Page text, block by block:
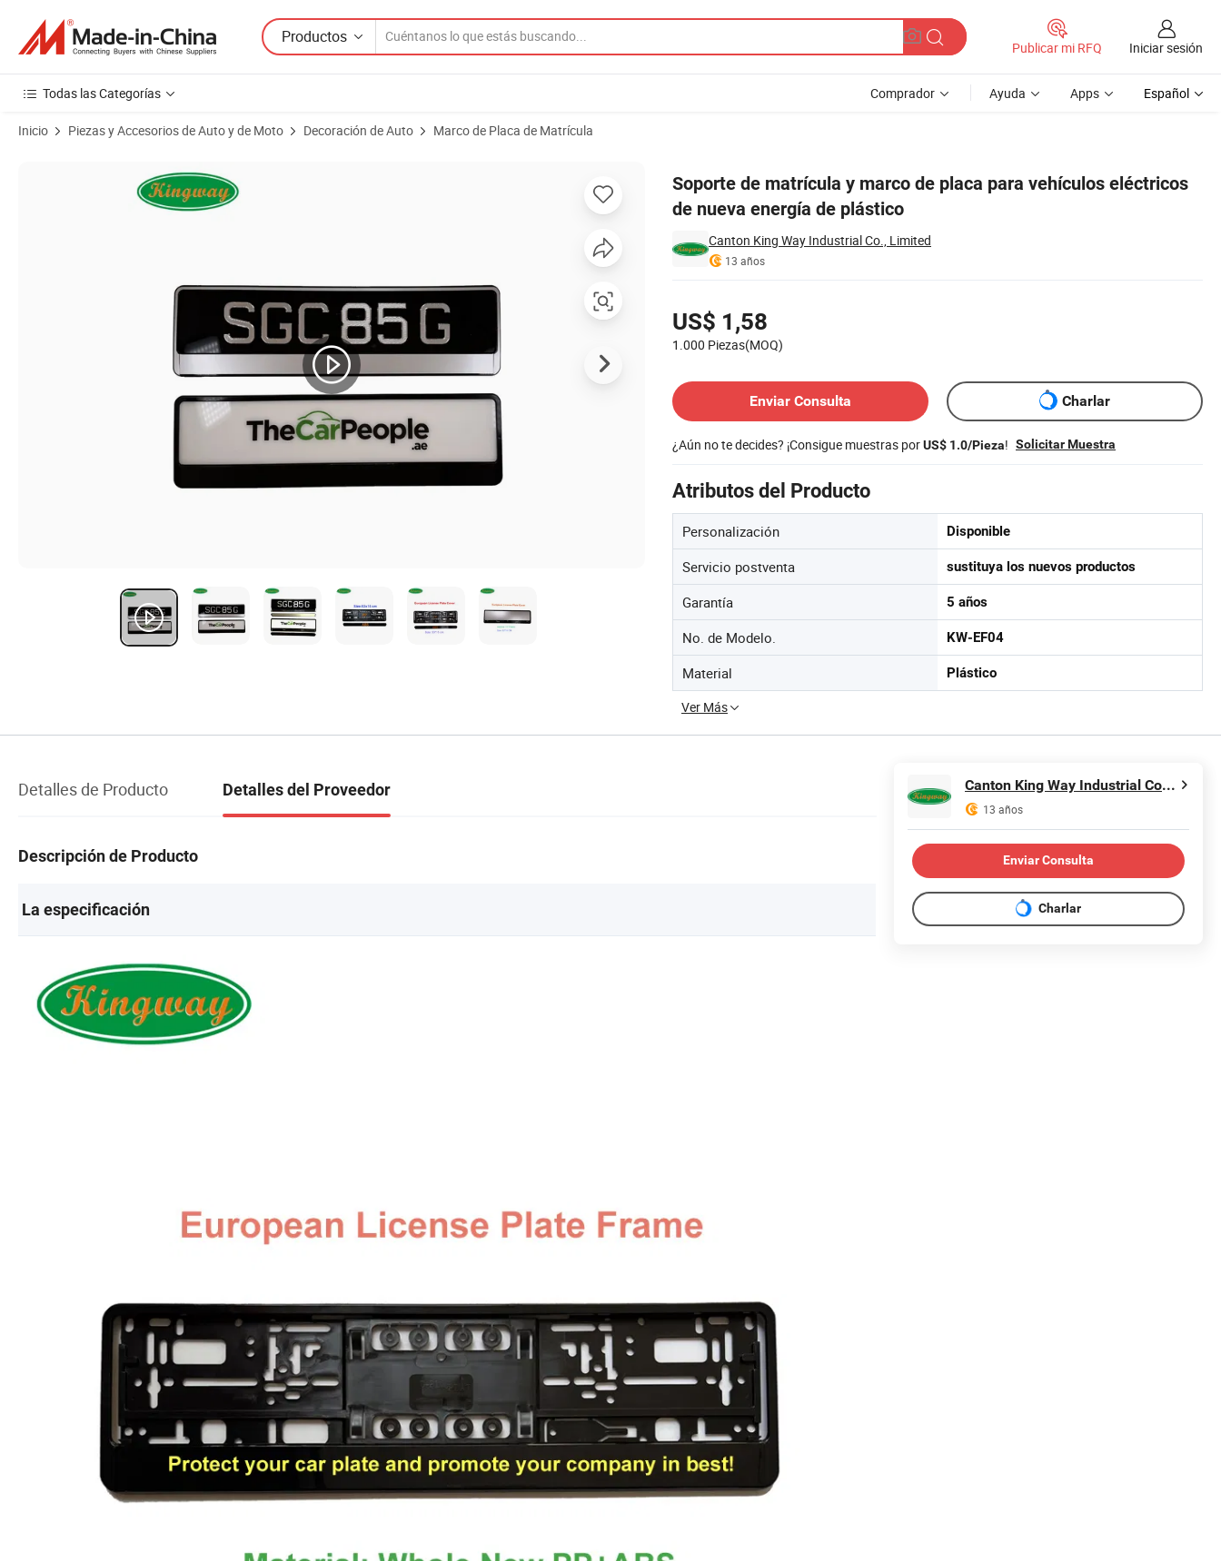
Productos
Publicar mi RFQ Iniciar sesión
Todas las Categorías Comprador Ayuda Apps Español
Inicio Piezas y Accesorios de Auto y de Moto Decoración de Auto Marco de Placa de Matrícula
Soporte de matrícula y marco de placa para vehículos eléctricos
de nueva energía de plástico
Canton King Way Industrial Co., Limited
13 años
US$ 1,58
1.000 Piezas(MOQ)
Enviar Consulta
Charlar
¿Aún no te decides? ¡Consigue muestras porUS$ 1.0/Pieza! Solicitar Muestra
Atributos del Producto
Personalización Disponible
Servicio postventa sustituya los nuevos productos
Garantía 5 años
No. de Modelo. KW-EF04
Material Plástico
Ver Más
Imágenes de productos de Soporte de matrícula y marco de placa para vehículos eléctricos de nueva energía de plástico
Detalles de Producto Detalles del Proveedor
Descripción de Producto
La especificación
Canton King Way Industrial Co., Limited
13 años
Enviar Consulta
Charlar